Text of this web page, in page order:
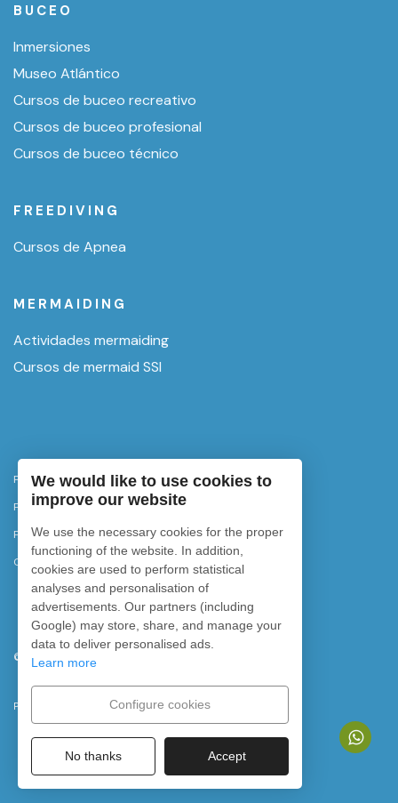
BUCEO
Inmersiones
Museo Atlántico
Cursos de buceo recreativo
Cursos de buceo profesional
Cursos de buceo técnico
FREEDIVING
Cursos de Apnea
MERMAIDING
Actividades mermaiding
Cursos de mermaid SSI
Política de privacidad
Política de cancelación
Política de cookies
Configurar cookies
© 2026
Powered by
We would like to use cookies to
improve our website
We use the necessary cookies for the proper
functioning of the website. In addition,
cookies are used to perform statistical
analyses and personalisation of
advertisements. Our partners (including
Google) may store, share, and manage your
data to deliver personalised ads.
Learn more
Configure cookies
No thanks Accept